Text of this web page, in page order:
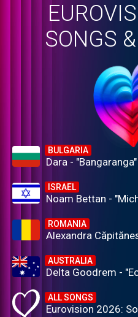
SONGS
BULGARIA
Dara - "Bangaranga"
ISRAEL
Noam Bettan -
ROMANIA
Alexandra
AUSTRALIA
Delta Goodrem -
ALL SONGS
Eurovision 2026: